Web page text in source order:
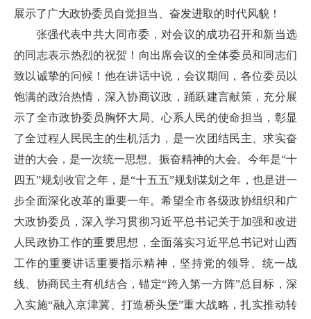
展示了广大政协委员自觉担当、奋发进取的时代风貌！
张强代表中共大同市委，对会议的成功召开和新当选
的同志表示热烈的祝贺！向出席会议的全体委员和同志们
致以诚挚的问候！他在讲话中说，会议期间，各位委员以
饱满的政治热情，深入协商议政，踊跃建言献策，充分展
示了全市政协委员胸怀大局、心系人民的使命担当，彰显
了全过程人民民主的生机活力，是一次团结民主、求实奋
进的大会，是一次统一思想、振奋精神的大会。今年是“十
四五”规划收官之年，是“十五五”规划谋划之年，也是进一
步全面深化改革的重要一年。希望全市各级政协组织和广
大政协委员，深入学习贯彻习近平总书记关于加强和改进
人民政协工作的重要思想，全面落实习近平总书记对山西
工作的重要讲话重要指示精神，坚持党的领导、统一战
线、协商民主有机结合，锚定“跨入第一方阵”总目标，深
入实施“融入京津冀、打造桥头堡”重大战略，扎实推动转